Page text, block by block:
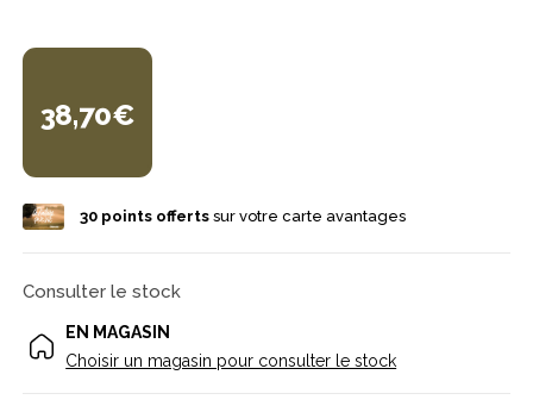
acier 420 carbone/chrome et d’un manche ergonomique avec
revêtement synthétique pour un meilleur grip. Son coloris camo
renforcé facilite le transport et le rangement.
38,70€
30points offertssur votre carte avantages
Consulter le stock
EN MAGASIN
Choisir un magasin pour consulter le stock